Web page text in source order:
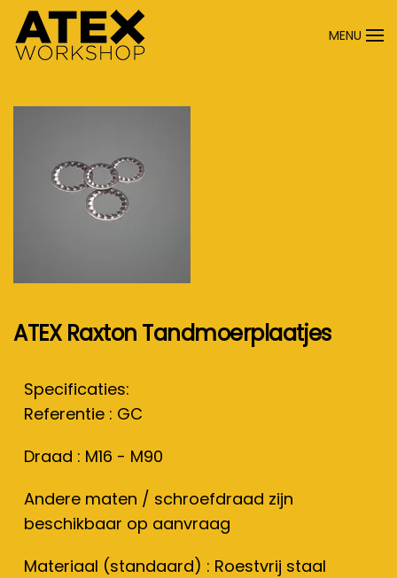
Terug naar hoofdinhoud
MENU
ATEX Raxton Tandmoerplaatjes
Specificaties:
Referentie : GC
Draad : M16 - M90
Andere maten / schroefdraad zijn
beschikbaar op aanvraag
Materiaal (standaard) : Roestvrij staal